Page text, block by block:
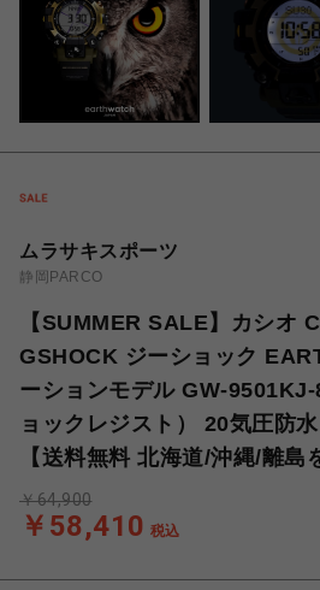
ムラサキスポーツ
静岡PARCO
【SUMMER SALE】カシオ
GSHOCK ジーショック
ーションモデル GW-
ョックレジスト） 20気圧防
【送料無料 北海道/沖縄/離島
￥58,410 税込
￥64,900